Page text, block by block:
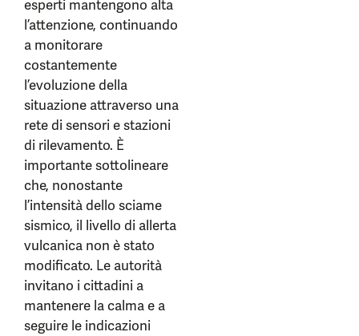
esperti mantengono alta
l’attenzione, continuando
a monitorare
costantemente
l’evoluzione della
situazione attraverso una
rete di sensori e stazioni
di rilevamento. È
importante sottolineare
che, nonostante
l’intensità dello sciame
sismico, il livello di allerta
vulcanica non è stato
modificato. Le autorità
invitano i cittadini a
mantenere la calma e a
seguire le indicazioni